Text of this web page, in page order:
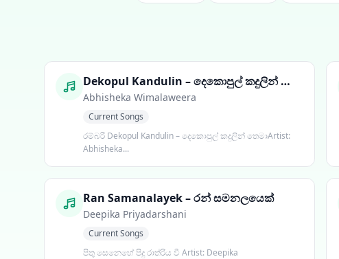
Dekopul Kandulin – දෙකොපුල් කදුලින් තෙමා
Abhisheka Wimalaweera
Current Songs
රම්බරි Dekopul Kandulin – දෙකොපුල් කදුලින් තෙමාArtist:
Abhisheka...
Ran Samanalayek – රන් සමනලයෙක්
Deepika Priyadarshani
Current Songs
පිතු සෙනෙහේ පිදු රාත්රිය වී Artist: Deepika